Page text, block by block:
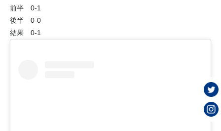
前半 0-1
後半 0-0
結果 0-1